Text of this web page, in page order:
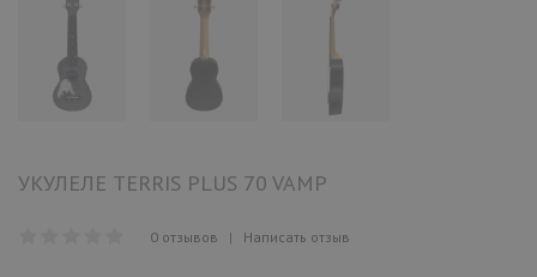
УКУЛЕЛЕ TERRIS PLUS 70 VAMP
0 отзывов | Написать отзыв